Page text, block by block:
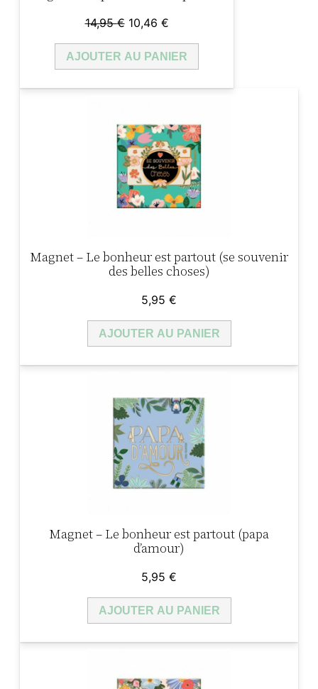
14,95€ Le
prix
initial
14,95 €.
10,46 €Le
prix
actuel
10,46 €.
AJOUTER AU PANIER
Magnet – Le bonheur est partout (se souvenir
des belles choses)
5,95 €
AJOUTER AU PANIER
Magnet – Le bonheur est partout (papa
d’amour)
5,95 €
AJOUTER AU PANIER